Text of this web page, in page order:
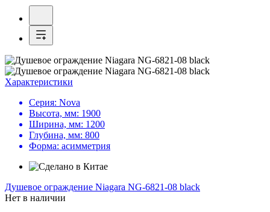
Характеристики
Серия: Nova
Высота, мм: 1900
Ширина, мм: 1200
Глубина, мм: 800
Форма: асимметрия
Душевое ограждение Niagara NG-6821-08 black
Нет в наличии